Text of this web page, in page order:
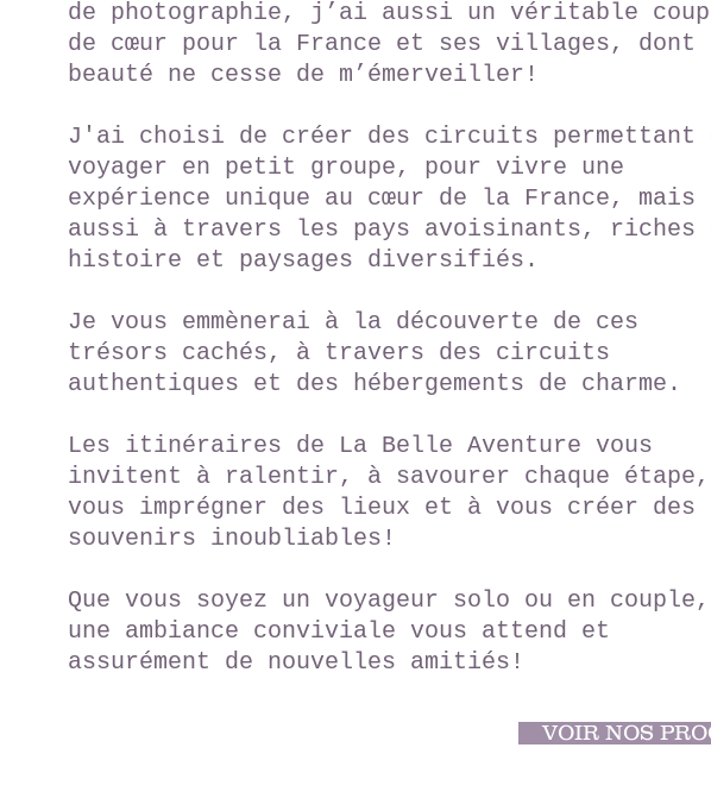
de photographie, j’ai aussi un véritable coup
de cœur pour la France et ses villages, dont
beauté ne cesse de m’émerveiller!
J'ai choisi de créer des circuits permettant
voyager en petit groupe, pour vivre une
expérience unique au cœur de la France, mais
aussi à travers les pays avoisinants, riches
histoire et paysages diversifiés.
Je vous emmènerai à la découverte de ces
trésors cachés, à travers des circuits
authentiques et des hébergements de charme.​​​​
Les itinéraires de La Belle Aventure vous
invitent à ralentir, à savourer chaque
vous imprégner des lieux et à vous créer des
souvenirs inoubliables!​
Que vous soyez un voyageur solo ou en couple,
une ambiance conviviale vous attend et
assurément de nouvelles amitiés!
VOIR NOS